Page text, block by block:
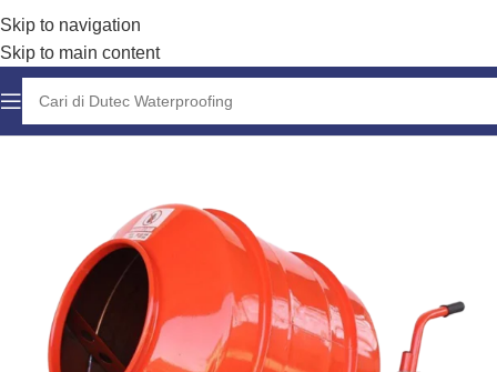
Skip to navigation
Skip to main content
Home Peralatan Lainnya